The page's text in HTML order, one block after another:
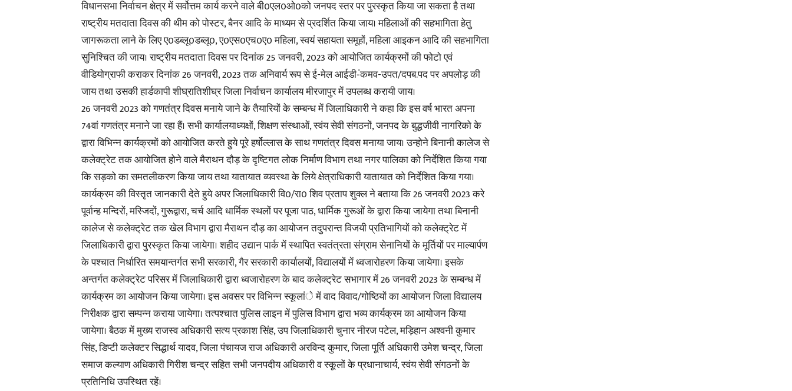
विधानसभा निर्वाचन क्षेत्र में सर्वोत्तम कार्य करने वाले बी0एल0ओ0को जनपद स्तर पर पुरस्कृत किया जा सकता है तथा
राष्ट्रीय मतदाता दिवस की थीम को पोस्टर, बैनर आदि के माध्यम से प्रदर्शित किया जाय। महिलाओं की सहभागिता हेतु
जागरूकता लाने के लिए ए0डब्लू0डब्लू0, ए0एस0एच0ए0 महिला, स्वयं सहायता समूहों, महिला आइकन आदि की सहभागिता
सुनिश्चित की जाय। राष्ट्रीय मतदाता दिवस पर दिनांक 25 जनवरी, 2023 को आयोजित कार्यक्रमों की फोटो एवं
वीडियोग्राफी कराकर दिनांक 26 जनवरी, 2023 तक अनिवार्य रूप से ई-मेल आईडी-ंकमव-उपत/दपब.पद पर अपलोड़ की
जाय तथा उसकी हार्डकापी शीघ्रातिशीघ्र जिला निर्वाचन कार्यालय मीरजापुर में उपलब्ध करायी जाय।
26 जनवरी 2023 को गणतंत्र दिवस मनाये जाने के तैयारियों के सम्बन्ध में जिलाधिकारी ने कहा कि इस वर्ष भारत अपना
74वां गणतंत्र मनाने जा रहा हैं। सभी कार्यालयाध्यक्षों, शिक्षण संस्थाओं, स्वंय सेवी संगठनों, जनपद के बुद्धजीवी नागरिको के
द्वारा विभिन्न कार्यक्रमों को आयोजित करते हुये पूरे हर्षोल्लास के साथ गणतंत्र दिवस मनाया जाय। उन्होने बिनानी कालेज से
कलेक्ट्रेट तक आयोजित होने वाले मैराथन दौड़ के दृष्टिगत लोक निर्माण विभाग तथा नगर पालिका को निर्देशित किया गया
कि सड़को का समतलीकरण किया जाय तथा यातायात व्यवस्था के लिये क्षेत्राधिकारी यातायात को निर्देशित किया गया।
कार्यक्रम की विस्तृत जानकारी देते हुये अपर जिलाधिकारी वि0/रा0 शिव प्रताप शुक्ल ने बताया कि 26 जनवरी 2023 करे
पूर्वान्ह मन्दिरों, मस्जिदों, गुरूद्वारा, चर्च आदि धार्मिक स्थलों पर पूजा पाठ, धार्मिक गुरूओं के द्वारा किया जायेगा तथा बिनानी
कालेज से कलेक्ट्रेट तक खेल विभाग द्वारा मैराथन दौड़ का आयोजन तदुपरान्त विजयी प्रतिभागियों को कलेक्ट्रेट में
जिलाधिकारी द्वारा पुरस्कृत किया जायेगा। शहीद उद्यान पार्क में स्थापित स्वतंत्रता संग्राम सेनानियों के मूर्तियों पर माल्यार्पण
के पश्चात निर्धारित समयान्तर्गत सभी सरकारी, गैर सरकारी कार्यालयों, विद्यालयों में ध्वजारोहरण किया जायेगा। इसके
अन्तर्गत कलेक्ट्रेट परिसर में जिलाधिकारी द्वारा ध्वजारोहरण के बाद कलेक्ट्रेट सभागार में 26 जनवरी 2023 के सम्बन्ध में
कार्यक्रम का आयोजन किया जायेगा। इस अवसर पर विभिन्न स्कूलांे में वाद विवाद/गोष्ठियों का आयोजन जिला विद्यालय
निरीक्षक द्वारा सम्पन्न कराया जायेगा। तत्पश्चात पुलिस लाइन में पुलिस विभाग द्वारा भव्य कार्यक्रम का आयोजन किया
जायेगा। बैठक में मुख्य राजस्व अधिकारी सत्य प्रकाश सिंह, उप जिलाधिकारी चुनार नीरज पटेल, मड़िहान अश्वनी कुमार
सिंह, डिप्टी कलेक्टर सिद्धार्थ यादव, जिला पंचायज राज अधिकारी अरविन्द कुमार, जिला पूर्ति अधिकारी उमेश चन्द्र, जिला
समाज कल्याण अधिकारी गिरीश चन्द्र सहित सभी जनपदीय अधिकारी व स्कूलों के प्रधानाचार्य, स्वंय सेवी संगठनों के
प्रतिनिधि उपस्थित रहें।